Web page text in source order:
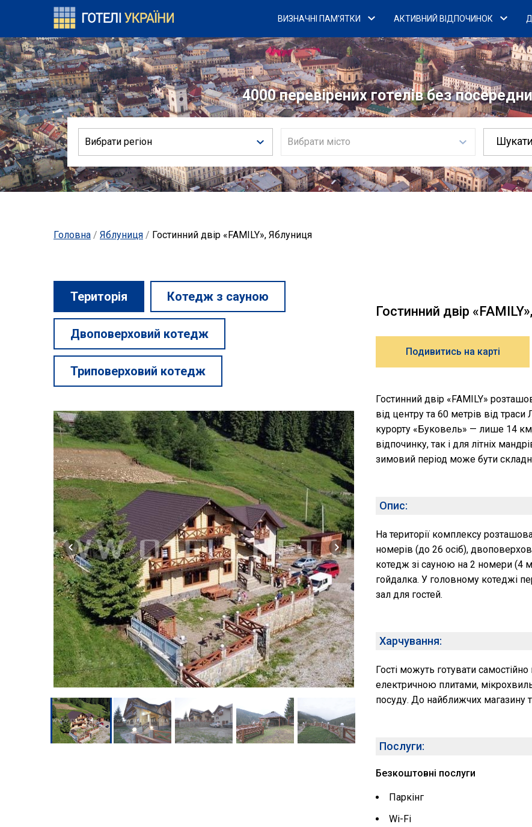
ВИЗНАЧНІ ПАМ'ЯТКИ АКТИВНИЙ ВІДПОЧИНОК
4000 перевірених готелів без
Вибрати регіон Вибрати місто
Головна / Яблуниця / Гостинний двір «FAMILY», Яблуниця
Територія Котедж з сауною
Двоповерховий котедж
Триповерховий котедж
Гостинний двір
Подивитись на карті
Гостинний двір «FAMILY»
від центру та 60 метрів від
курорту «Буковель» — лише 14
відпочинку, так і для літніх
зимовий період може бути
Опис:
На території комплексу
номерів (до 26 осіб),
котедж зі сауною на 2 номери (4
гойдалка. У головному котеджі
зал для гостей.
Харчування:
Гості можуть готувати
електричною плитами,
посуду. До найближчих магазину
Послуги:
Безкоштовні послуги
Паркінг
Wi-Fi